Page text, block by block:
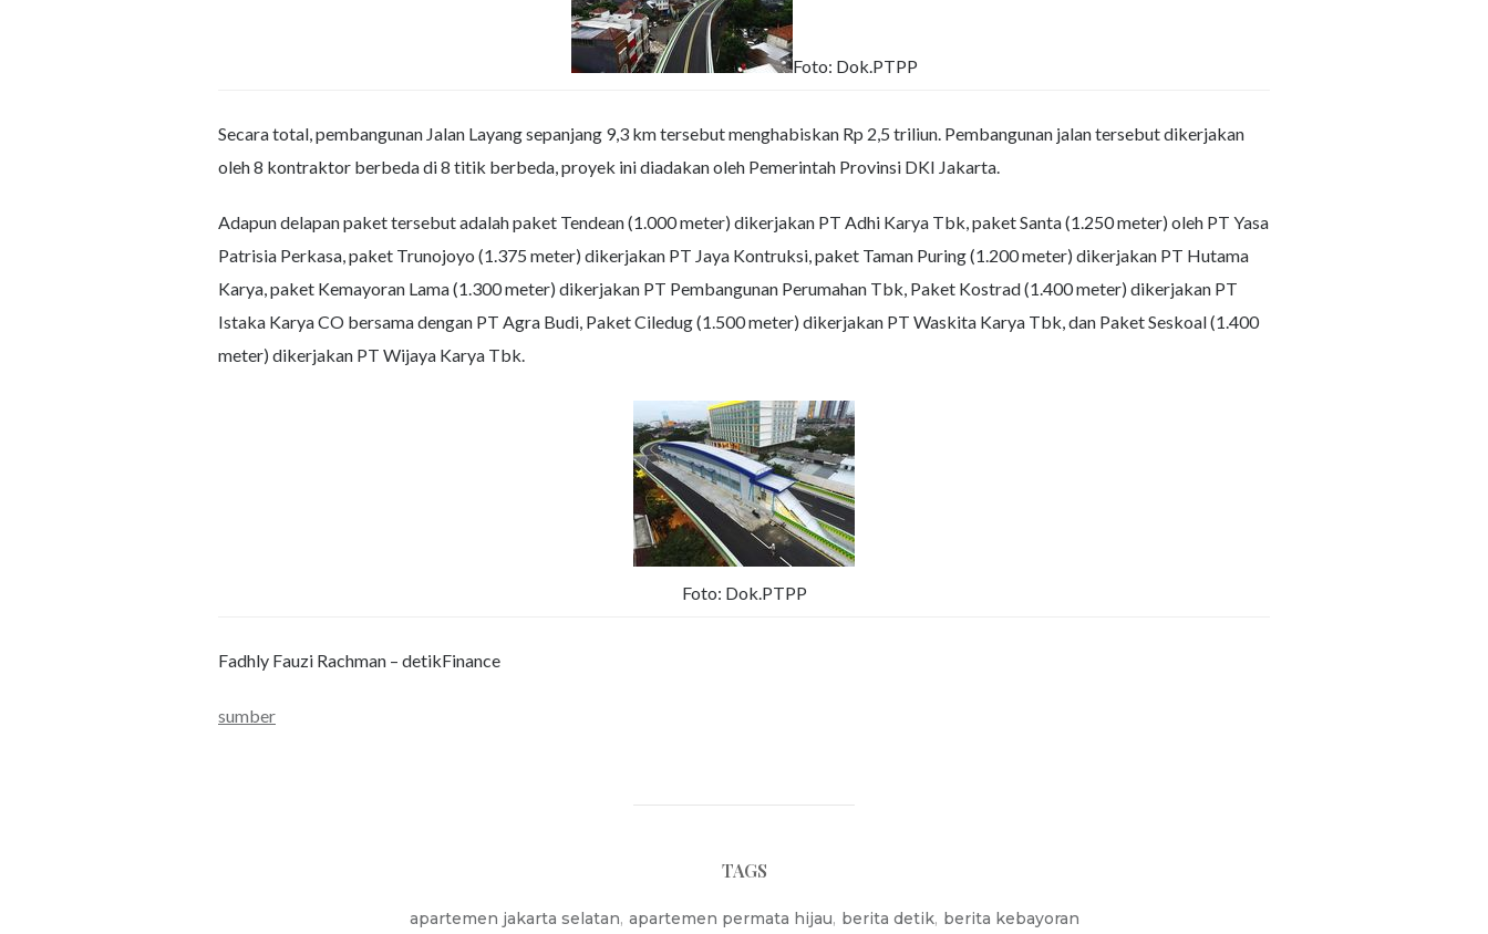
Foto: Dok.PTPP
Secara total, pembangunan Jalan Layang sepanjang 9,3 km tersebut menghabiskan Rp 2,5 triliun. Pembangunan jalan tersebut dikerjakan
oleh 8 kontraktor berbeda di 8 titik berbeda, proyek ini diadakan oleh Pemerintah Provinsi DKI Jakarta.
Adapun delapan paket tersebut adalah paket Tendean (1.000 meter) dikerjakan PT Adhi Karya Tbk, paket Santa (1.250 meter) oleh PT Yasa
Patrisia Perkasa, paket Trunojoyo (1.375 meter) dikerjakan PT Jaya Kontruksi, paket Taman Puring (1.200 meter) dikerjakan PT Hutama
Karya, paket Kemayoran Lama (1.300 meter) dikerjakan PT Pembangunan Perumahan Tbk, Paket Kostrad (1.400 meter) dikerjakan PT
Istaka Karya CO bersama dengan PT Agra Budi, Paket Ciledug (1.500 meter) dikerjakan PT Waskita Karya Tbk, dan Paket Seskoal (1.400
meter) dikerjakan PT Wijaya Karya Tbk.
Foto: Dok.PTPP
Fadhly Fauzi Rachman – detikFinance
sumber
TAGS
apartemen jakarta selatan, apartemen permata hijau, berita detik, berita kebayoran